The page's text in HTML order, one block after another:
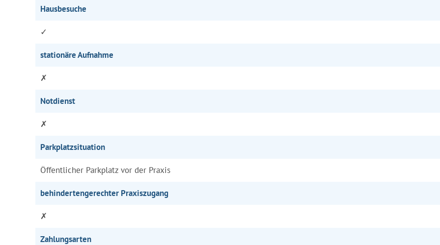
Hausbesuche
✓
stationäre Aufnahme
✗
Notdienst
✗
Parkplatzsituation
Öffentlicher Parkplatz vor der Praxis
behindertengerechter Praxiszugang
✗
Zahlungsarten